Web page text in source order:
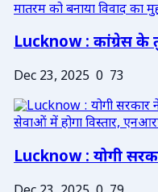
Lucknow : कांग्रेस के
Dec 23, 2025 0 73
Lucknow : योगी